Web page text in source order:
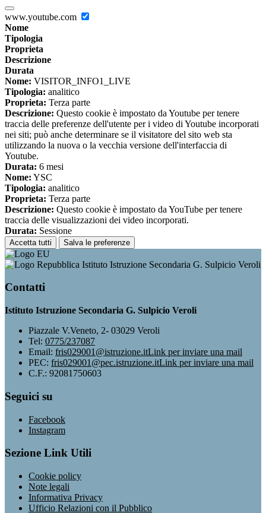
www.youtube.com
Nome
Tipologia
Proprieta
Descrizione
Durata
Nome: VISITOR_INFO1_LIVE
Tipologia: analitico
Proprieta: Terza parte
Descrizione: Questo cookie è impostato da Youtube per tenere
traccia delle preferenze dell'utente per i video di Youtube incorporati
nei siti; può anche determinare se il visitatore del sito web sta
utilizzando la nuova o la vecchia versione dell'interfaccia di
Youtube.
Durata: 6 mesi
Nome: YSC
Tipologia: analitico
Proprieta: Terza parte
Descrizione: Questo cookie è impostato da YouTube per tenere
traccia delle visualizzazioni dei video incorporati.
Durata: Sessione
Accetta tutti Salva le preferenze
Istituto Istruzione Secondaria G. Sulpicio Veroli
Contatti
Istituto Istruzione Secondaria G. Sulpicio Veroli
Piazzale V.Veneto, 2- 03029 Veroli
Tel: 0775/237087
Email: fris029001@istruzione.itLink per inviare una mail
PEC: fris029001@pec.istruzione.itLink per inviare una mail
C.F.: 92081750603
Seguici su
Facebook
Instagram
Sezione Link Utili
Cookie policy
Note legali
Informativa Privacy
Ufficio Relazioni con il Pubblico